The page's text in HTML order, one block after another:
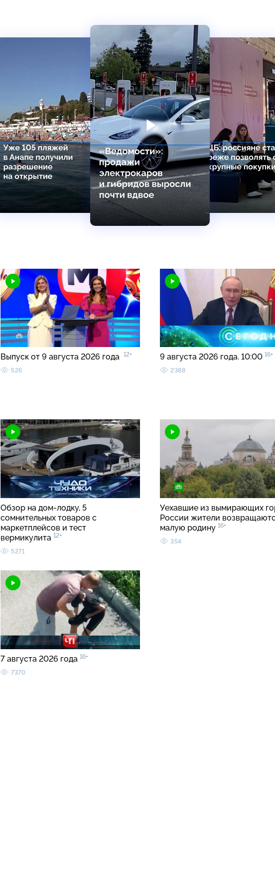
Выпуск от 9 августа 2026 года 12+
526
9 августа 2026 года. 10:00 16+
2388
Обзор на дом-лодку, 5
сомнительных товаров с
маркетплейсов и тест
вермикулита 12+
5271
Уехавшие из вымирающих
России жители
малую родину 16+
354
7 августа 2026 года 16+
7370